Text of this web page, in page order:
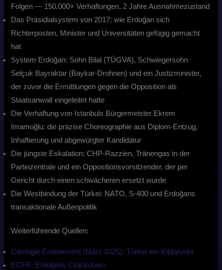
Folgen — 150.000+ Verhaftungen, 2 Jahre Ausnahmezustand
Das Präsidialsystem von 2017: wie Erdoğan sich
Richterposten, Minister und Universitäten gefügig gemacht
hat
System Erdoğan: Sohn Bilal (TÜGVA), Schwiegersohn
Selçuk Bayraktar (Baykar-Drohnen) und ein Justizminister,
der zuvor die Ermittlungen gegen die Opposition als
Staatsanwalt eingeleitet hatte
Die Verhaftung von Istanbuls Bürgermeister Ekrem
İmamoğlu: die präzise Choreographie aus Diplom-Entzug,
Inhaftierung und abgewürgter Kandidatur
Die jüngste Eskalation: CHP-Razzien, Tränengas in der
Parteizentrale und ein Oppositionsvorsitzender, der per
Gericht durch einen schwächeren ersetzt wurde
Die Westbindung der Türkei: NATO, S-400 und Erdoğans
transaktionale Außenpolitik
Weiterführende Quellen:
⁠Carnegie Endowment (März 2025): Türkei am Kipppunkt⁠
⁠ECFR: Erdoğans Crackdown⁠